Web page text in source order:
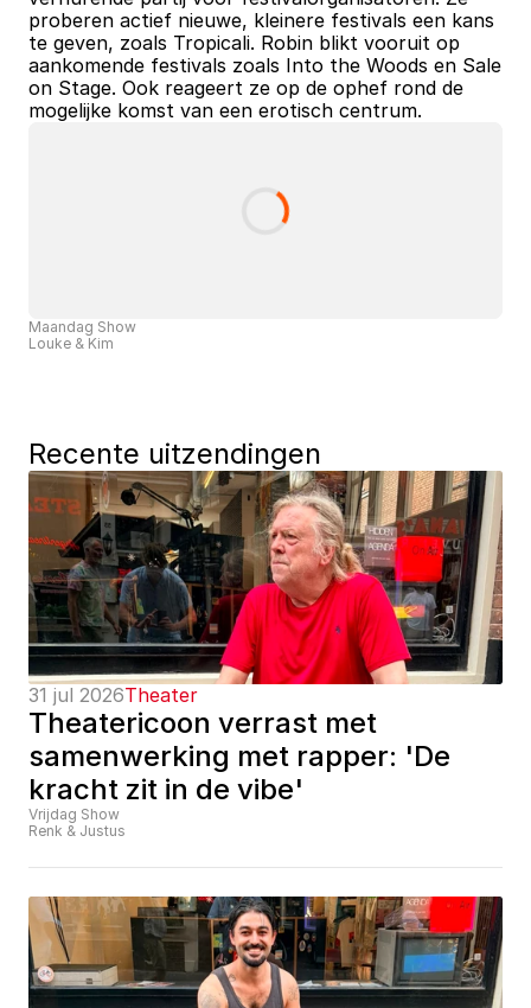
proberen actief nieuwe, kleinere festivals een kans
te geven, zoals Tropicali. Robin blikt vooruit op
aankomende festivals zoals Into the Woods en Sale
on Stage. Ook reageert ze op de ophef rond de
mogelijke komst van een erotisch centrum.
Maandag Show
Louke & Kim
Recente uitzendingen
31 jul 2026Theater
Theatericoon verrast met
samenwerking met rapper: 'De
kracht zit in de vibe'
Vrijdag Show
Renk & Justus